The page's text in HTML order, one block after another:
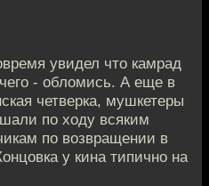
увидел что камрад
- обломись. А еще в
четверка, мушкетеры
по ходу всяким
по возвращении в
у кина типично на